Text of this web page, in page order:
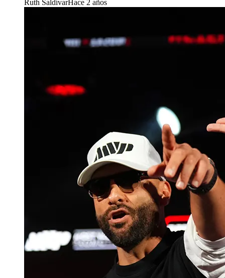
Ruth SaldívarHace 2 años